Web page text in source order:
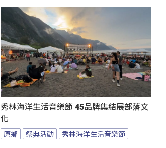
秀林海洋生活音樂節 45品牌集結展部落文
化
原鄉 祭典活動 秀林海洋生活音樂節